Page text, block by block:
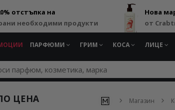
отстъпка на
необходими продукти
Нова
от
ПАРФЮМИ ГРИМ КОСА ЛИЦЕ
ЦЕНА Магазин